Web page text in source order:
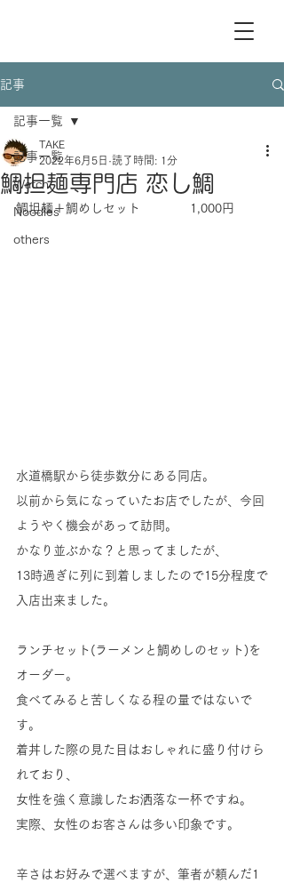
記事
記事一覧
Watch
Noodles
others
記事一覧
鯛担麺専門店 恋し鯛
TAKE
2022年6月5日 読了時間: 1分
鯛坦麺＋鯛めしセット　　　　1,000円
水道橋駅から徒歩数分にある同店。
以前から気になっていたお店でしたが、今回
ようやく機会があって訪問。
かなり並ぶかな？と思ってましたが、
13時過ぎに列に到着しましたので15分程度で
入店出来ました。
ランチセット(ラーメンと鯛めしのセット)を
オーダー。
食べてみると苦しくなる程の量ではないで
す。
着丼した際の見た目はおしゃれに盛り付けら
れており、
女性を強く意識したお洒落な一杯ですね。
実際、女性のお客さんは多い印象です。
辛さはお好みで選べますが、筆者が頼んだ1